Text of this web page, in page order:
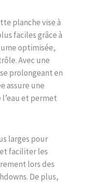
planche vise à
faciles grâce à
optimisée,
Avec une
prolongeant en
assure une
et permet
larges pour
faciliter les
lors des
De plus,